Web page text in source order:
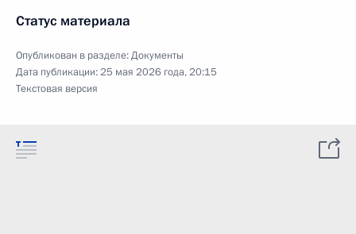
Статус материала
Опубликован в разделе:Документы
Дата публикации:25 мая 2026 года, 20:15
Текстовая версия